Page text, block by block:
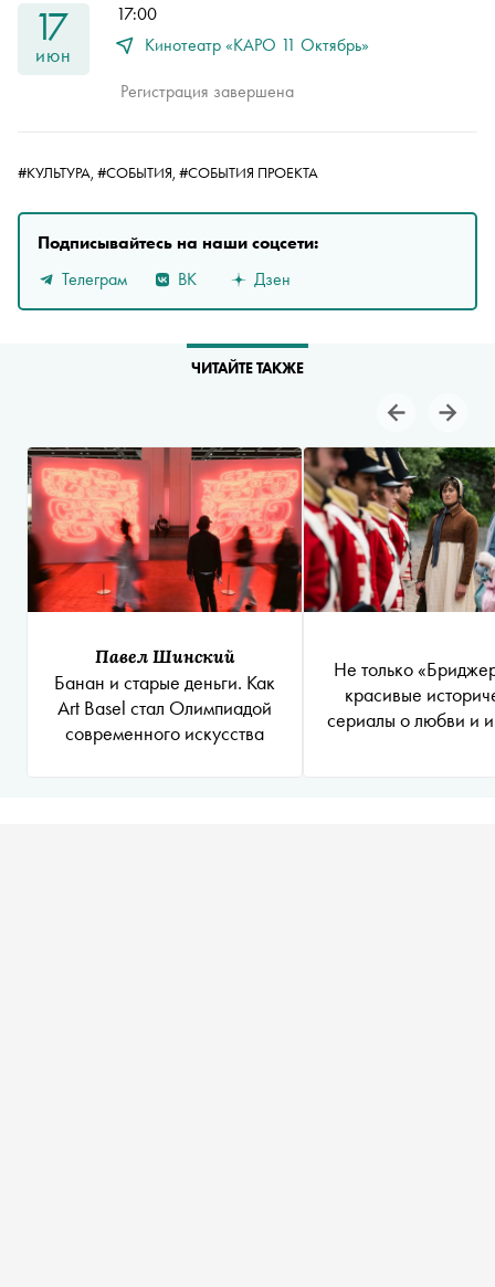
17
июн
17:00
Кинотеатр «КАРО 11 Октябрь»
Регистрация завершена
#КУЛЬТУРА, #СОБЫТИЯ, #СОБЫТИЯ ПРОЕКТА
Подписывайтесь на наши соцсети:
Телеграм
ВК Дзен
ЧИТАЙТЕ ТАКЖЕ
Павел Шинский
Банан и старые деньги. Как
Art Basel стал Олимпиадой
современного искусства
Не только
красивые
сериалы о любви и